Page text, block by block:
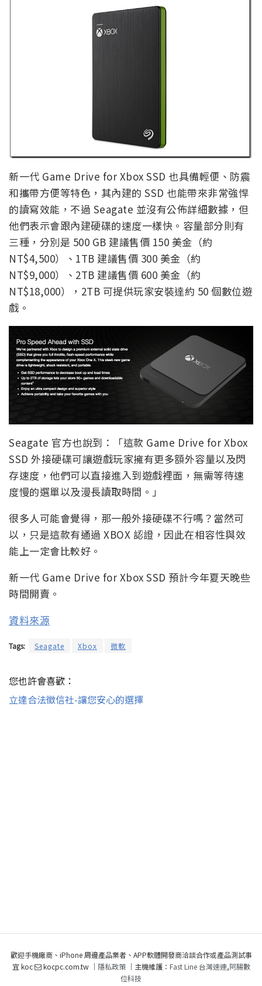
新一代 Game Drive for Xbox SSD 也具備輕便、防震
和攜帶方便等特色，其內建的 SSD 也能帶來非常強悍
的讀寫效能，不過 Seagate 並沒有公佈詳細數據，但
他們表示會跟內建硬碟的速度一樣快。容量部分則有
三種，分別是 500 GB 建議售價 150 美金（約
NT$4,500）、1TB 建議售價 300 美金（約
NT$9,000）、2TB 建議售價 600 美金（約
NT$18,000），2TB 可提供玩家安裝達約 50 個數位遊
戲。
Seagate 官方也說到：「這款 Game Drive for Xbox
SSD 外接硬碟可讓遊戲玩家擁有更多額外容量以及閃
存速度，他們可以直接進入到遊戲裡面，無需等待速
度慢的選單以及漫長讀取時間。」
很多人可能會覺得，那一般外接硬碟不行嗎？當然可
以，只是這款有通過 XBOX 認證，因此在相容性與效
能上一定會比較好。
新一代 Game Drive for Xbox SSD 預計今年夏天晚些
時間開賣。
資料來源
Tags: Seagate Xbox 微軟
您也許會喜歡：
立達合法徵信社-讓您安心的選擇
歡迎手機廠商、iPhone 周邊產品業者、APP軟體開發商洽談合作或產品測試事
宜 koc
kocpc.com.tw ｜ 隱私政策｜主機維護： Fast Line 台灣速連,阿腸數
位科技